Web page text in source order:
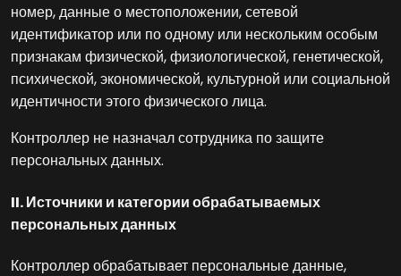
номер, данные о местоположении, сетевой
идентификатор или по одному или нескольким особым
признакам физической, физиологической, генетической,
психической, экономической, культурной или социальной
идентичности этого физического лица.
Контроллер не назначал сотрудника по защите
персональных данных.
II. Источники и категории обрабатываемых
персональных данных
Контроллер обрабатывает персональные данные,